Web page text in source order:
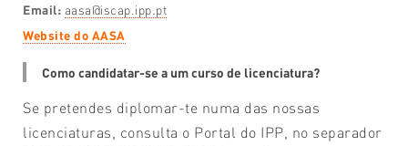
Email: aasa@iscap.ipp.pt
Website do AASA
Como candidatar-se a um curso de licenciatura?
Se pretendes diplomar-te numa das nossas
licenciaturas, consulta o Portal do IPP, no separador